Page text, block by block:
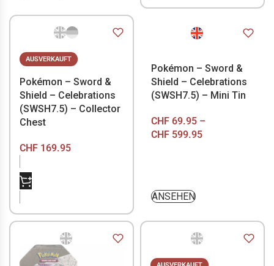
AUSVERKAUFT
Pokémon – Sword &
Shield – Celebrations
(SWSH7.5) – Collector
Chest
CHF 169.95
Pokémon – Sword &
Shield – Celebrations
(SWSH7.5) – Mini Tin
CHF69.95 –
CHF599.95
ANSEHEN